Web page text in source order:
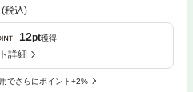
(税込)
12pt獲得
詳細
でさらにポイント+2%